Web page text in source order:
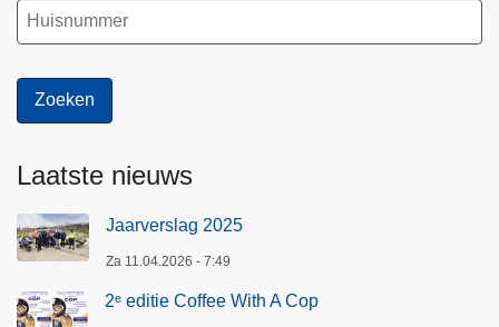
Laatste nieuws
Jaarverslag 2025
Za 11.04.2026 - 7:49
2ᵉ editie Coffee With A Cop